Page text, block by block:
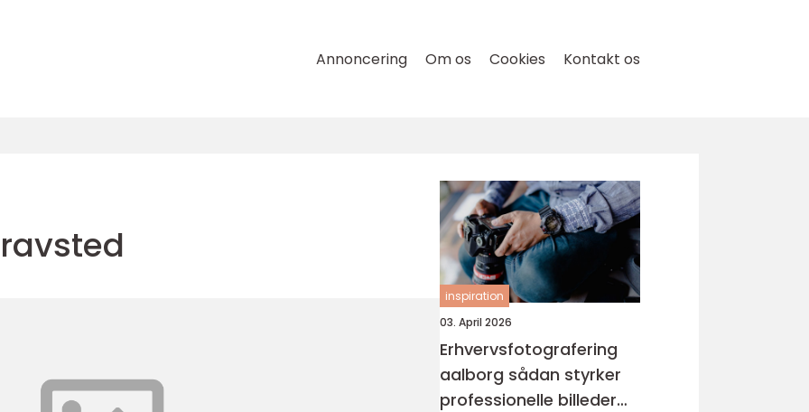
Annoncering Om os Cookies Kontakt os
inspiration
03. April 2026
Erhvervsfotografering
aalborg sådan styrker
professionelle billeder